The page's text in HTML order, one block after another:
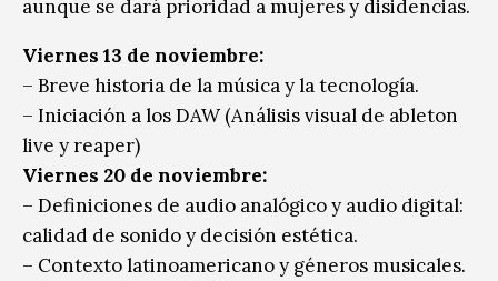
aunque se dará prioridad a mujeres y disidencias.
Viernes 13 de noviembre:
– Breve historia de la música y la tecnología.
– Iniciación a los DAW (Análisis visual de ableton
live y reaper)
Viernes 20 de noviembre:
– Definiciones de audio analógico y audio digital:
calidad de sonido y decisión estética.
– Contexto latinoamericano y géneros musicales.